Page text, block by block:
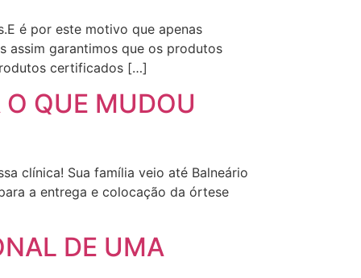
é por este motivo que apenas
assim garantimos que os produtos
certificados […]
QUE MUDOU
clínica! Sua família veio até Balneário
a entrega e colocação da órtese
DE UMA